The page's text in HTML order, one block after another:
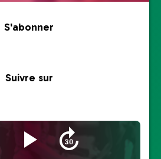
S'abonner
Suivre sur